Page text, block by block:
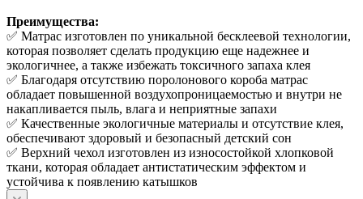
Преимущества:
✅ Матрас изготовлен по уникальной бесклеевой технологии,
которая позволяет сделать продукцию еще надежнее и
экологичнее, а также избежать токсичного запаха клея
✅ Благодаря отсутствию поролонового короба матрас
обладает повышенной воздухопроницаемостью и внутри не
накапливается пыль, влага и неприятные запахи
✅ Качественные экологичные материалы и отсутствие клея,
обеспечивают здоровый и безопасный детский сон
✅ Верхний чехол изготовлен из износостойкой хлопковой
ткани, которая обладает антистатическим эффектом и
устойчива к появлению катышков